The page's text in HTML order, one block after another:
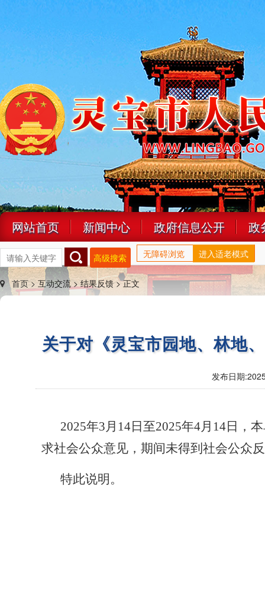
网站首页 新闻中心 政府信息公开 政
高级搜索 无障碍浏览 进入适老模式
首页 > 互动交流 >结果反馈 >正文
关于对《灵宝市园地、林地
发布日期:
2025年3月14日至2025年4月14日，
求社会公众意见，期间未得到社会公众
特此说明。